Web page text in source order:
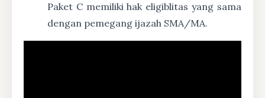
Paket C memiliki hak eligiblitas yang sama
dengan pemegang ijazah SMA/MA.